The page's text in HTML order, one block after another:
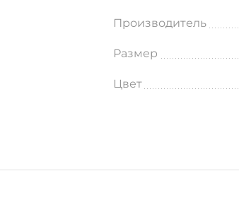
Производитель
Размер
Цвет